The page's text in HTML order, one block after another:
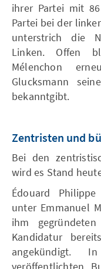
ihrer Partei mit
Partei bei der
unterstrich die
Linken. Offen
Mélenchon
Glucksmann
bekanntgibt.
Zentristen und
Bei den
wird es Stand
Édouard
unter Emmanuel
ihm
Kandidatur
angekündigt.
veröffentlichten